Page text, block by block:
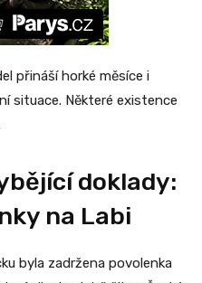
přináší horké měsíce i
situace. Některé existence
doklady:
na Labi
byla zadržena povolenka